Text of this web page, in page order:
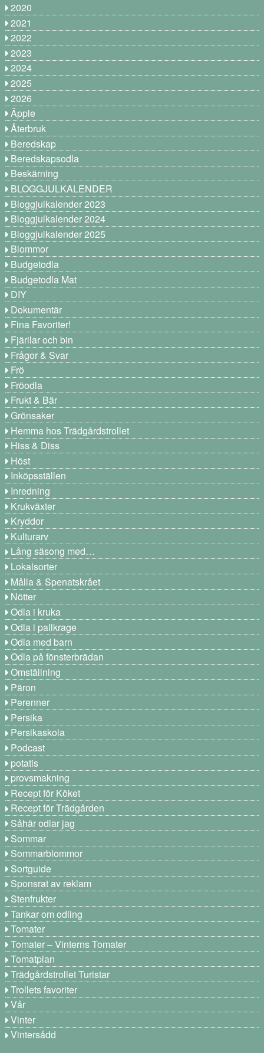
2020
2021
2022
2023
2024
2025
2026
Äpple
Återbruk
Beredskap
Beredskapsodla
Beskärning
BLOGGJULKALENDER
Bloggjulkalender 2023
Bloggjulkalender 2024
Bloggjulkalender 2025
Blommor
Budgetodla
Budgetodla Mat
DIY
Dokumentär
Fina Favoriter!
Fjärilar och bin
Frågor & Svar
Frö
Fröodla
Frukt & Bär
Grönsaker
Hemma hos Trädgårdstrollet
Hiss & Diss
Höst
Inköpsställen
Inredning
Krukväxter
Kryddor
Kulturarv
Lång säsong med…
Lokalsorter
Målla & Spenatskrået
Nötter
Odla i kruka
Odla i pallkrage
Odla med barn
Odla på fönsterbrädan
Omställning
Päron
Perenner
Persika
Persikaskola
Podcast
potatis
provsmakning
Recept för Köket
Recept för Trädgården
Såhär odlar jag
Sommar
Sommarblommor
Sortguide
Sponsrat av reklam
Stenfrukter
Tankar om odling
Tomater
Tomater – Vinterns Tomater
Tomatplan
Trädgårdstrollet Turistar
Trollets favoriter
Vår
Vinter
Vintersådd